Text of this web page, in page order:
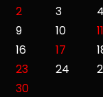
2
3 4
9
10 11
16
17
23
24
30